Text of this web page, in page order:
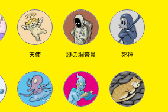
天使 謎の調査員 死神